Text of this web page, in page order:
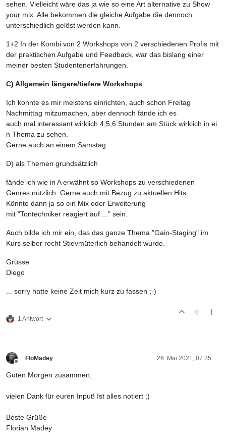
sehen. Vielleicht wäre das ja wie so eine Art alternative zu Show
your mix. Alle bekommen die gleiche Aufgabe die dennoch
unterschiedlich gelöst werden kann.
1+2 In der Kombi von 2 Workshops von 2 verschiedenen Profis mit
der praktischen Aufgabe und Feedback, war das bislang einer
meiner besten Studentenerfahrungen.
C) Allgemein längere/tiefere Workshops
Ich konnte es mir meistens einrichten, auch schon Freitag
Nachmittag mitzumachen, aber dennoch fände ich es
auch mal interessant wirklich 4,5,6 Stunden am Stück wirklich in ei
n Thema zu sehen.
Gerne auch an einem Samstag
D) als Themen grundsätzlich
fände ich wie in A erwähnt so Workshops zu verschiedenen
Genres nützlich. Gerne auch mit Bezug zu aktuellen Hits.
Könnte dann ja so ein Mix oder Erweiterung
mit "Tontechniker reagiert auf ..." sein.
Auch bilde ich mir ein, das das ganze Thema "Gain-Staging" im
Kurs selber recht Stievmüterlich behandelt wurde.
Grüsse
Diego
... sorry hatte keine Zeit mich kurz zu fassen ;-)
1 Antwort
0
FloMadey 26. Mai 2021, 07:35
Guten Morgen zusammen,
vielen Dank für euren Input! Ist alles notiert ;)
Beste Grüße
Florian Madey